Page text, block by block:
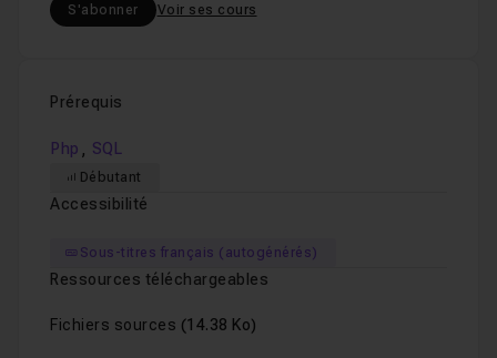
S'abonner Voir ses cours
Prérequis
Php , SQL
Débutant
Accessibilité
Sous-titres français (autogénérés)
Ressources téléchargeables
Fichiers sources (14.38 Ko)